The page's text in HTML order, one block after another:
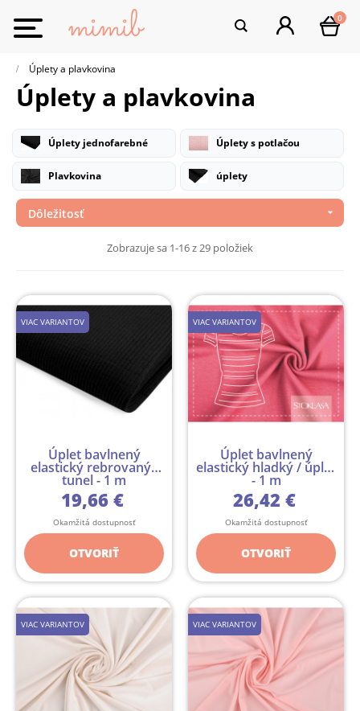
Toggle
navigation
0
Úplety a plavkovina
Úplety a plavkovina
Úplety jednofarebné Úplety s potlačou
Plavkovina úplety
Dôležitosť 
Zobrazuje sa 1-16 z 29 položiek
VIAC VARIANTOV
Úplet bavlnený
elastický rebrovaný -
tunel - 1 m
19,66 €
Okamžitá dostupnosť
OTVORIŤ
VIAC VARIANTOV
Úplet bavlnený
elastický hladký / úplet
- 1 m
26,42 €
Okamžitá dostupnosť
OTVORIŤ
VIAC VARIANTOV VIAC VARIANTOV